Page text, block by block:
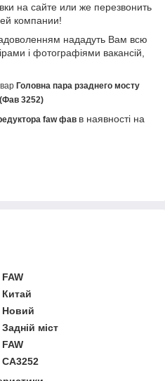
на сайте или же перезвонить
компании!
нададуть Вам всю
і фотографіями вакансій,
Головна пара рзаднего мосту
3252)
faw фав в наявності на
FAW
Китай
Новий
Задній міст
FAW
CA3252